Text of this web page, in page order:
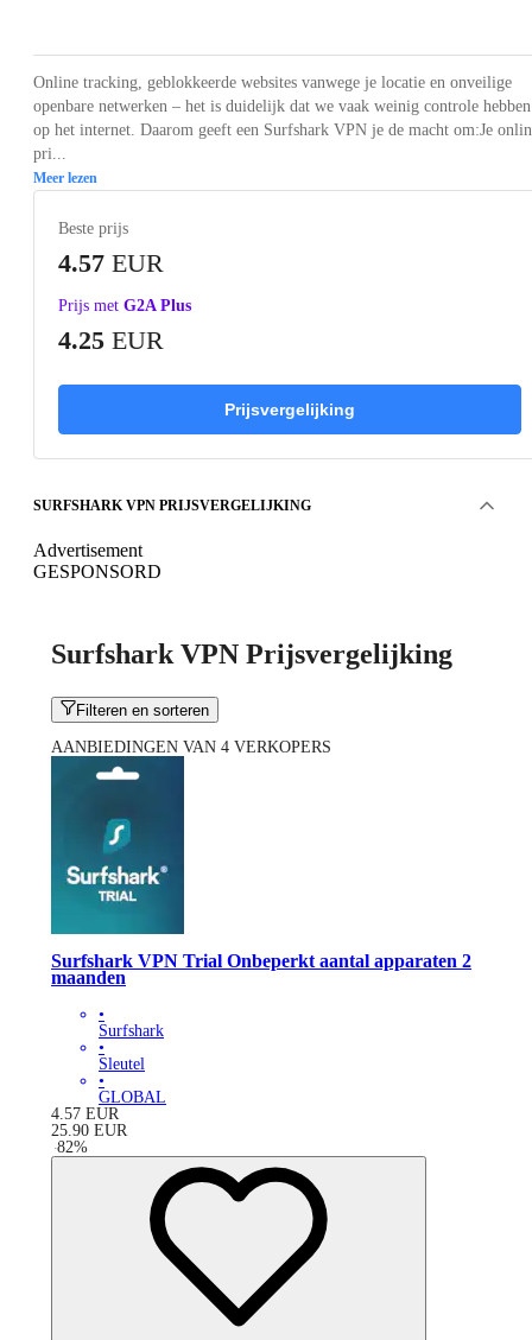
Online tracking, geblokkeerde websites vanwege je locatie en onveilige
openbare netwerken – het is duidelijk dat we vaak weinig controle hebben
op het internet. Daarom geeft een Surfshark VPN je de macht om:Je
pri...
Meer lezen
Beste prijs
4.57 EUR
Prijs met G2A Plus
4.25 EUR
Prijsvergelijking
SURFSHARK VPN PRIJSVERGELIJKING
Advertisement
GESPONSORD
Surfshark VPN Prijsvergelijking
Filteren en sorteren
AANBIEDINGEN VAN 4 VERKOPERS
Surfshark VPN Trial Onbeperkt aantal apparaten 2
maanden
•
Surfshark
•
Sleutel
•
GLOBAL
4.57 EUR
25.90 EUR
-82%